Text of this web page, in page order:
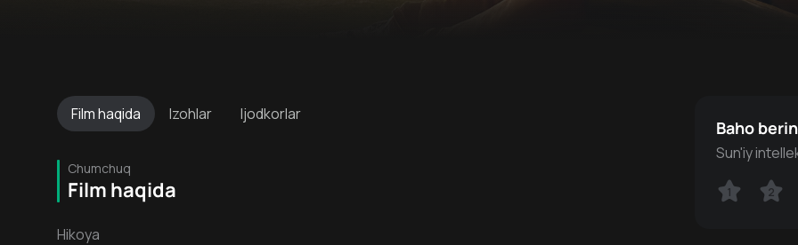
Filmhaqida Izohlar Ijodkorlar
Chumchuq
Film haqida
Hikoya
Baho
Sun'iy
1 2
1 2